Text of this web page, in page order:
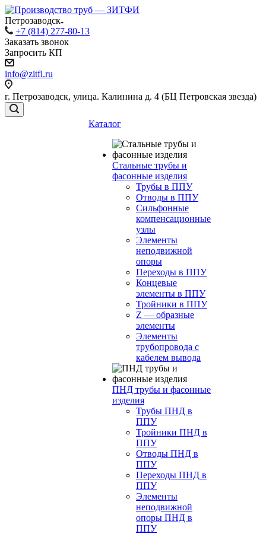
Петрозаводск
+7 (814) 277-80-13
Заказать звонок
Запросить КП
info@zitfi.ru
г. Петрозаводск, улица. Калинина д. 4 (БЦ Петровская звезда)
Каталог
Стальные трубы и
фасонные изделия
Трубы в ППУ
Отводы в ППУ
Сильфонные
компенсационные
узлы
Элементы
неподвижной
опоры
Переходы в ППУ
Концевые
элементы в ППУ
Тройники в ППУ
Z — образные
элементы
Элементы
трубопровода с
кабелем вывода
ПНД трубы и фасонные
изделия
Трубы ПНД в
ППУ
Тройники ПНД в
ППУ
Отводы ПНД в
ППУ
Переходы ПНД в
ППУ
Элементы
неподвижной
опоры ПНД в
ППУ